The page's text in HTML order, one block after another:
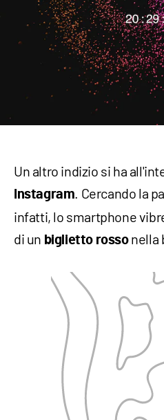
Un altro indizio si ha
Instagram. Cercando la
infatti, lo smartphone
di un biglietto rossonella